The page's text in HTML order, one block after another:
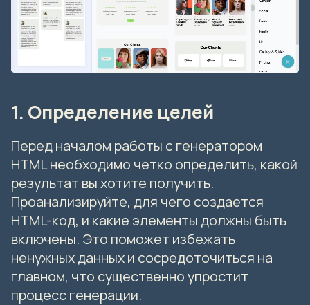
1. Определение целей
Перед началом работы с генератором
HTML необходимо четко определить, какой
результат вы хотите получить.
Проанализируйте, для чего создается
HTML-код, и какие элементы должны быть
включены. Это поможет избежать
ненужных данных и сосредоточиться на
главном, что существенно упростит
процесс генерации.